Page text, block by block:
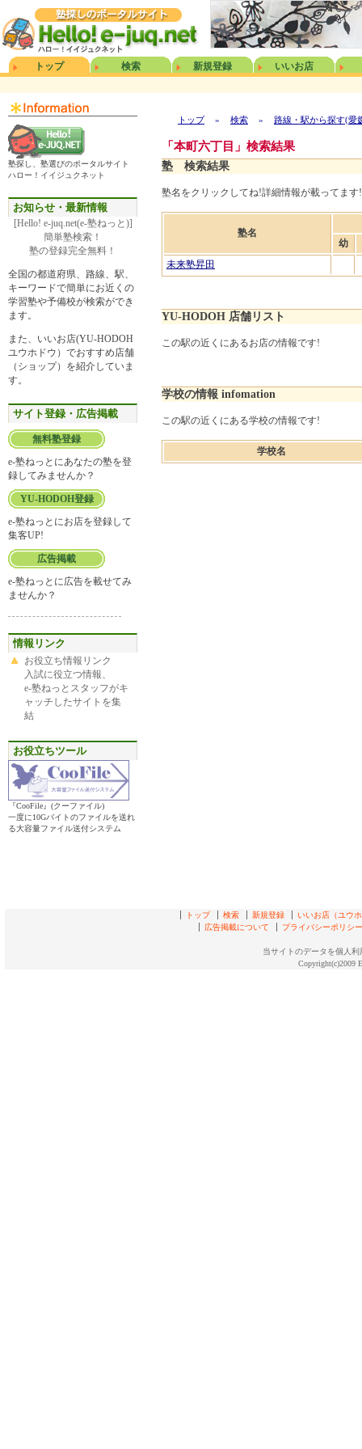
トップ 検索 新規登録 いいお店
塾探し、塾選びのポータルサイト
ハロー！イイジュクネット
お知らせ・最新情報
[Hello! e-juq.net(e-塾ねっと)]
簡単塾検索！
塾の登録完全無料！
全国の都道府県、路線、駅、
キーワードで簡単にお近くの
学習塾や予備校が検索ができ
ます。
また、いいお店(YU-HODOH
ユウホドウ）でおすすめ店舗
（ショップ）を紹介していま
す。
サイト登録・広告掲載
無料塾登録
e-塾ねっとにあなたの塾を登
録してみませんか？
YU-HODOH登録
e-塾ねっとにお店を登録して
集客UP!
広告掲載
e-塾ねっとに広告を載せてみ
ませんか？
情報リンク
お役立ち情報リンク
入試に役立つ情報、
e-塾ねっとスタッフがキ
ャッチしたサイトを集
結
お役立ちツール
『CooFile』(クーファイル)
一度に10Gバイトのファイルを送れ
る大容量ファイル送付システム
トップ » 検索 » 路線・駅から探す(愛
「本町六丁目」検索結果
塾 検索結果
塾名をクリックしてね!詳細情報が載ってます!
塾名
幼
未来塾昇田
YU-HODOH 店舗リスト
この駅の近くにあるお店の情報です!
学校の情報 infomation
この駅の近くにある学校の情報です!
学校名
トップ 検索 新規登録
いいお店（ユウ
広告掲載について
プライバシーポリシー
当サイトのデータを個人
Copyright(c)2009